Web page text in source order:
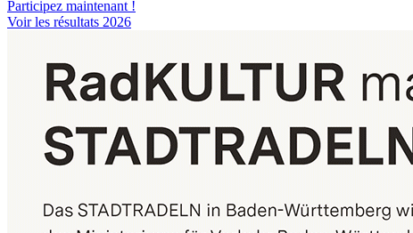
Participez maintenant !
Voir les résultats 2026